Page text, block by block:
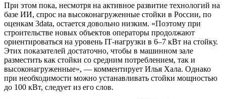
При этом пока, несмотря на активное развитие технологий на
базе ИИ, спрос на высоконагруженные стойки в России, по
оценкам 3data, остается довольно низким. «Поэтому при
строительстве новых объектов операторы продолжают
ориентироваться на уровень IТ-нагрузки в 6–7 кВт на стойку.
Этих показателей достаточно, чтобы в машинном зале
разместить как стойки со средним потреблением, так и
высоконагруженные», — комментирует Илья Хала. Однако
при необходимости можно устанавливать стойки мощностью
до 100 кВт, следует из его слов.